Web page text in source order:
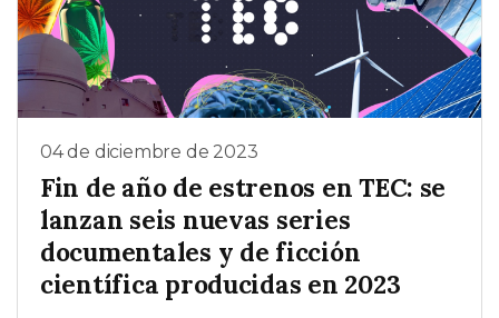
04 de diciembre de 2023
Fin de año de estrenos en TEC: se
lanzan seis nuevas series
documentales y de ficción
científica producidas en 2023